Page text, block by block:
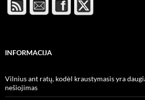
INFORMACIJA
Vilnius ant ratų, kodėl kraustymasis yra
nešiojimas